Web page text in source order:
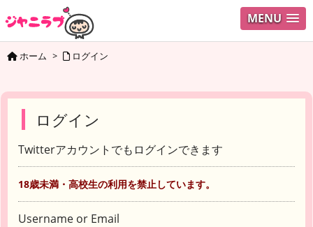
MENU
ホーム > ログイン
ログイン
Twitterアカウントでもログインできます
18歳未満・高校生の利用を禁止しています。
Username or Email